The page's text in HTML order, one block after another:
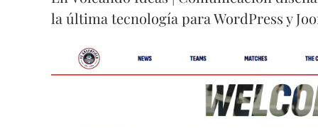
la última tecnología para WordPress y